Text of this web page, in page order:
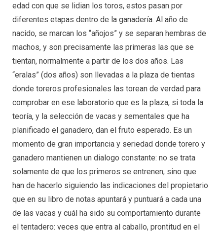
edad con que se lidian los toros, estos pasan por
diferentes etapas dentro de la ganadería. Al año de
nacido, se marcan los “añojos” y se separan hembras de
machos, y son precisamente las primeras las que se
tientan, normalmente a partir de los dos años. Las
“eralas” (dos años) son llevadas a la plaza de tientas
donde toreros profesionales las torean de verdad para
comprobar en ese laboratorio que es la plaza, si toda la
teoría, y la selección de vacas y sementales que ha
planificado el ganadero, dan el fruto esperado. Es un
momento de gran importancia y seriedad donde torero y
ganadero mantienen un dialogo constante: no se trata
solamente de que los primeros se entrenen, sino que
han de hacerlo siguiendo las indicaciones del propietario
que en su libro de notas apuntará y puntuará a cada una
de las vacas y cuál ha sido su comportamiento durante
el tentadero: veces que entra al caballo, prontitud en el